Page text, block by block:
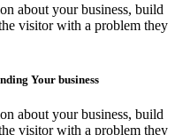
about your business, build
visitor with a problem they
Your business
about your business, build
visitor with a problem they